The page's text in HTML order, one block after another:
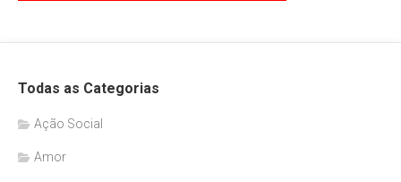
Todas as Categorias
Ação Social
Amor